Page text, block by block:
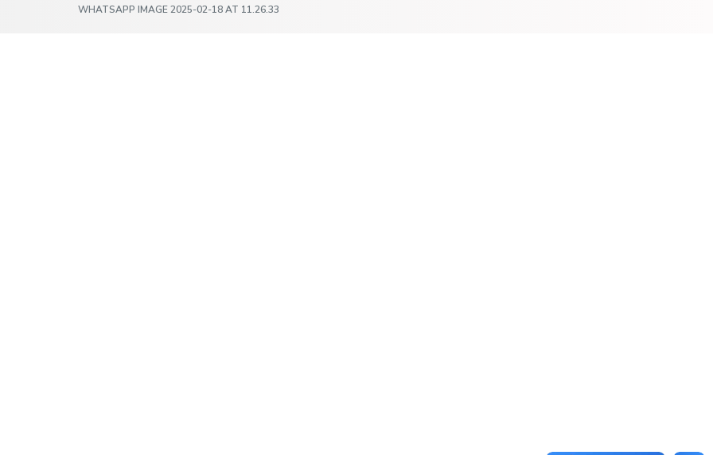
WHATSAPP IMAGE 2025-02-18 AT 11.26.33